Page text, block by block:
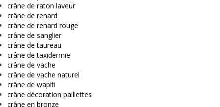
crâne de raton laveur
crâne de renard
crâne de renard rouge
crâne de sanglier
crâne de taureau
crâne de taxidermie
crâne de vache
crâne de vache naturel
crâne de wapiti
crâne décoration paillettes
crâne en bronze